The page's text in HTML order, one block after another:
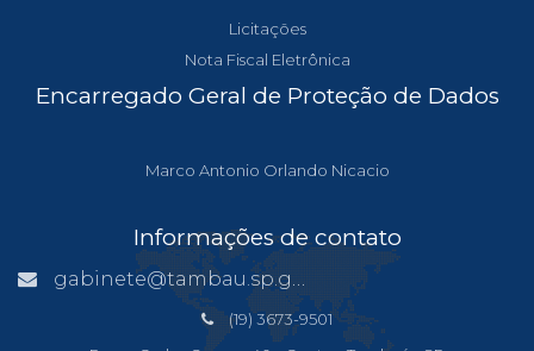
Licitações
Nota Fiscal Eletrônica
Encarregado Geral de Proteção de Dados
Marco Antonio Orlando Nicacio
Informações de contato
gabinete@tambau.sp.gov.br
(19) 3673-9501